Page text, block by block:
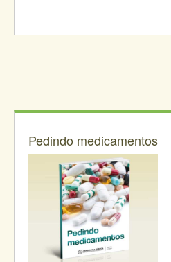
Pedindo medicamentos